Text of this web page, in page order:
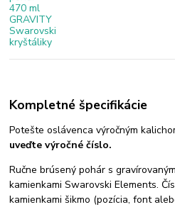
Kompletné špecifikácie
Potešte oslávenca výročným
uveďte výročné číslo.
Ručne brúsený pohár s
kamienkami Swarovski Elements.
kamienkami šikmo (pozícia, font